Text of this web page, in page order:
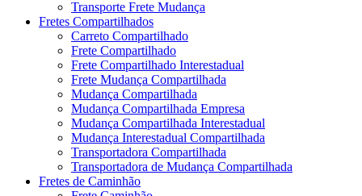
Transporte Frete Mudança
Fretes Compartilhados
Carreto Compartilhado
Frete Compartilhado
Frete Compartilhado Interestadual
Frete Mudança Compartilhada
Mudança Compartilhada
Mudança Compartilhada Empresa
Mudança Compartilhada Interestadual
Mudança Interestadual Compartilhada
Transportadora Compartilhada
Transportadora de Mudança Compartilhada
Fretes de Caminhão